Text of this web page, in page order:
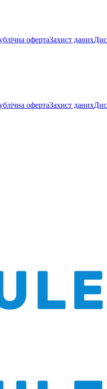
офертаЗахист даних
офертаЗахист даних